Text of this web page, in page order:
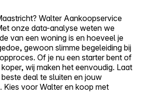
Walter Aankoopservice
onze data-analyse weten we
van een woning is en hoeveel je
gewoon slimme begeleiding bij
Of je nu een starter bent of
wij maken het eenvoudig. Laat
deal te sluiten en jouw
Kies voor Walter en koop met